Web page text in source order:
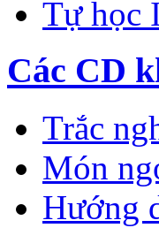
Tự học
Các CD
Trắc
Món
Hướng